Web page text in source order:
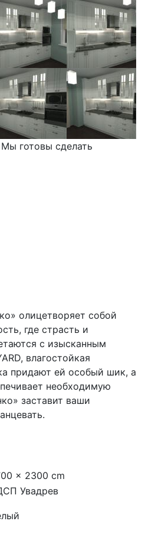
готовы сделать
олицетворяет собой
где страсть и
с изысканным
влагостойкая
придают ей особый шик, а
необходимую
заставит ваши
× 2300 cm
Увадрев